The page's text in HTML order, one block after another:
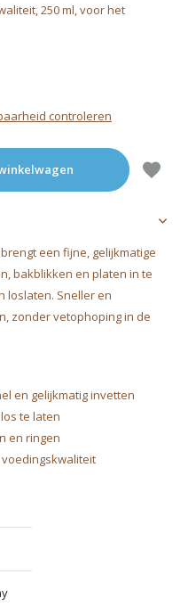
250 ml, voor het
controleren
een fijne, gelijkmatige
bakblikken en platen in te
loslaten. Sneller en
zonder vetophoping in de
en gelijkmatig invetten
te laten
en ringen